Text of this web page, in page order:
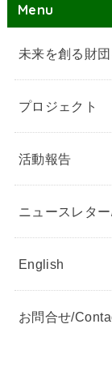
Menu
未来を創る財
プロジェクト
活動報告
ニュースレタ
English
お問合せ/